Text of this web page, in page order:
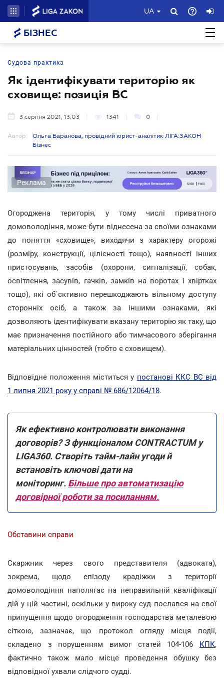
UA
БІЗНЕС
Судова практика
Як ідентифікувати територію як
сховище: позиція ВС
3 серпня 2021, 13:03 1341 0
Автор:
Ольга Баранова, провідний юрист-аналітик ЛІГА:ЗАКОН
Бізнес
Реклама
Огороджена територія, у тому числі приватного
домоволодіння, може бути віднесена за своїми ознаками
до поняття «сховище», виходячи з характеру огорожі
(розміру, конструкції, цілісності тощо), наявності інших
пристосувань, засобів (охорони, сигналізації, собак,
освітлення, засувів, гачків, замків на воротах і хвіртках
тощо), які об`єктивно перешкоджають вільному доступу
сторонніх осіб, а також за іншими ознаками, які
дозволяють ідентифікувати вказану територію як таку, що
має призначення постійного або тимчасового зберігання
матеріальних цінностей (тобто є сховищем).
Відповідне положення міститься у постанові ККС ВС від
1 липня 2021 року у справі № 686/12064/18.
Як ефективно контролювати виконання
договорів? З функціоналом CONTRACTUM у
LIGA360. Створіть тайм-лайн угоди й
встановіть ключові дати на
моніторинг. Більше про автоматизацію
договірної роботи за посиланням.
Обставини справи
Скаржник через свого представителя (адвоката),
зокрема, щодо епізоду крадіжки з території
домоволодіння наполягає на неправильній кваліфікації
дій у цій частині, оскільки у вироку суд послався на свої
припущення щодо огородження господарства металевою
сіткою, зазначає, що протокол огляду місця події,
складено з порушенням вимог статей 104-106 КПК,
фактично також мало місце проведення обушку без
відповідної ухвали слідчого судді.